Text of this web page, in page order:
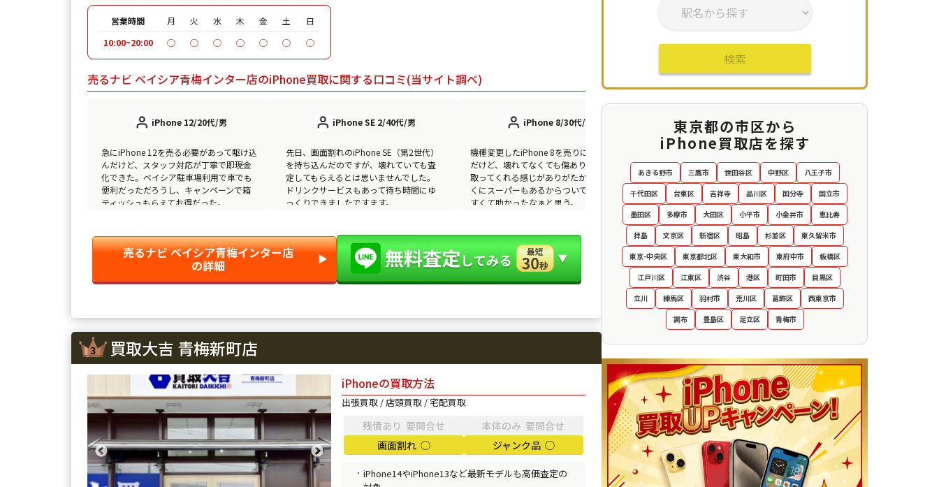
営業時間 月 火 水 木 金 土
日
10:00~20:00
◯ ◯ ◯ ◯ ◯ ◯ ◯
売るナビ ベイシア青梅インター店のiPhone買取に関する口コミ(当サイト調べ)
iPhone 12/20代/男
急にiPhone 12を売る必要があって駆け込
んだけど、スタッフ対応が丁寧で即現金
化できた。ベイシア駐車場利用で車でも
便利だっただろうし、キャンペーンで箱
ティッシュもらえてお得だった。
iPhone SE 2/40代/男
先日、画面割れのiPhone SE（第2世代）
を持ち込んだのですが、壊れていても査
定してもらえるとは思いませんでした。
ドリンクサービスもあって待ち時間にゆ
っくりできましたですます。
iPhone 8/30代/女
機種変更したiPhone 8を売りに行ったん
だけど、壊れてなくても傷ありでも引き
取ってくれる感じがありがたかった。近
くにスーパーもあるからついでに寄りや
すくて助かったなぁと思う。
売るナビ ベイシア青梅インター店
の詳細 ▶︎
買取大吉 青梅新町店
iPhoneの買取方法
出張買取 / 店頭買取 / 宅配買取
残債あり 要問合せ
本体のみ 要問合せ
画面割れ ◯
ジャンク品 ◯
iPhone14やiPhone13など最新モデルも高価査定の
検索
東京都の市区から
iPhone買取店を探す
あきる野市 三鷹市 世田谷区 中野区
八王子市
千代田区
台東区 吉祥寺 品川区 国分寺
国立市
墨田区
多摩市 大田区 小平市 小金井市
恵比寿
拝島
文京区 新宿区 昭島 杉並区
東久留米市
東京-中央区
東京都北区 東大和市 東府中市
板橋区
江戸川区
江東区 渋谷 港区 町田市
目黒区
立川
練馬区 羽村市 荒川区 葛飾区
西東京市
調布
豊島区 足立区 青梅市